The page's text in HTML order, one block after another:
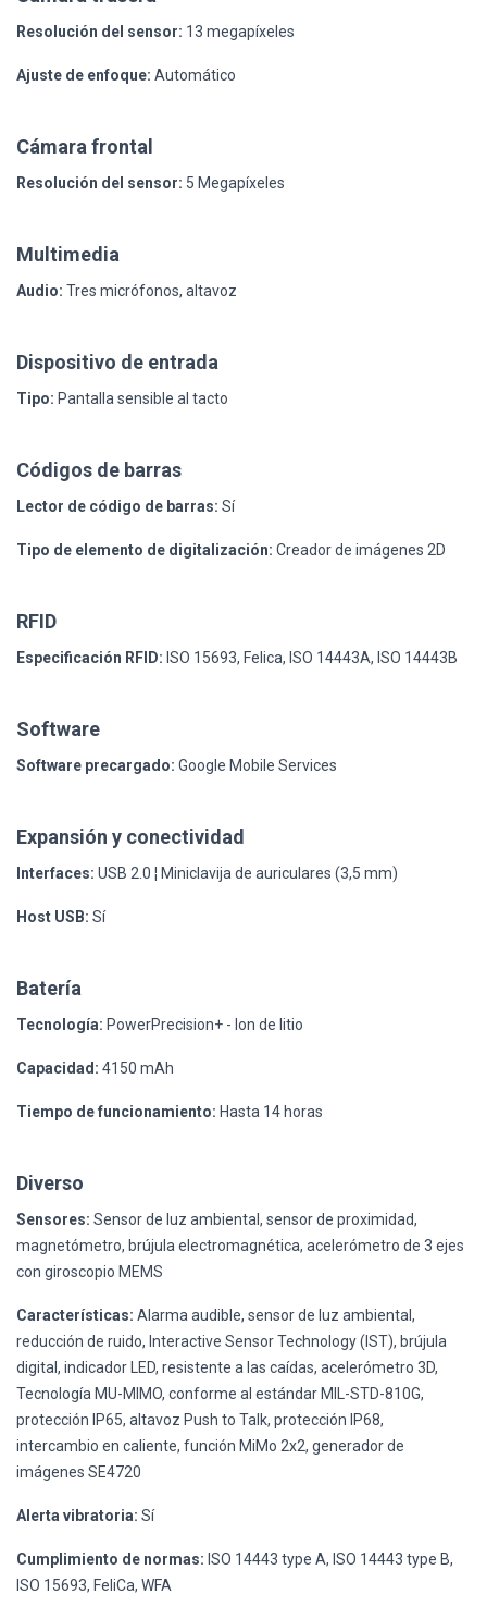
Resolución del sensor: 13 megapíxeles
Ajuste de enfoque: Automático
Cámara frontal
Resolución del sensor: 5 Megapíxeles
Multimedia
Audio: Tres micrófonos, altavoz
Dispositivo de entrada
Tipo: Pantalla sensible al tacto
Códigos de barras
Lector de código de barras: Sí
Tipo de elemento de digitalización: Creador de imágenes 2D
RFID
Especificación RFID: ISO 15693, Felica, ISO 14443A, ISO 14443B
Software
Software precargado: Google Mobile Services
Expansión y conectividad
Interfaces: USB 2.0 ¦ Miniclavija de auriculares (3,5 mm)
Host USB: Sí
Batería
Tecnología: PowerPrecision+ - Ion de litio
Capacidad: 4150 mAh
Tiempo de funcionamiento: Hasta 14 horas
Diverso
Sensores: Sensor de luz ambiental, sensor de proximidad,
magnetómetro, brújula electromagnética, acelerómetro de 3 ejes
con giroscopio MEMS
Características: Alarma audible, sensor de luz ambiental,
reducción de ruido, Interactive Sensor Technology (IST), brújula
digital, indicador LED, resistente a las caídas, acelerómetro 3D,
Tecnología MU-MIMO, conforme al estándar MIL-STD-810G,
protección IP65, altavoz Push to Talk, protección IP68,
intercambio en caliente, función MiMo 2x2, generador de
imágenes SE4720
Alerta vibratoria: Sí
Cumplimiento de normas: ISO 14443 type A, ISO 14443 type B,
ISO 15693, FeliCa, WFA